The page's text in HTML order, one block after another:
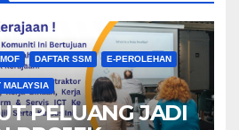
DAFTAR SSM E-PEROLEHAN
MALAYSIA
PELUANG JADI